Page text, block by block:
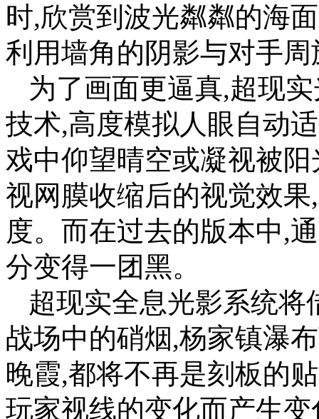
时,欣赏到波光粼粼的海
利用墙角的阴影与对手周
为了画面更逼真,超现
技术,高度模拟人眼自动
戏中仰望晴空或凝视被
视网膜收缩后的视觉效
度。而在过去的版本中,
分变得一团黑。
超现实全息光影系统将
战场中的硝烟,杨家镇瀑
晚霞,都将不再是刻板的
玩家视线的变化而产生